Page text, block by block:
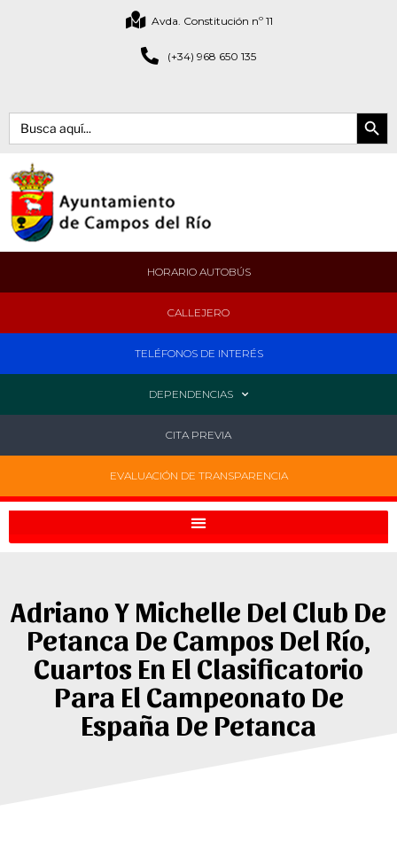
Avda. Constitución nº 11
(+34) 968 650 135
Buscar: Botón de
HORARIO AUTOBÚS
CALLEJERO
TELÉFONOS DE INTERÉS
DEPENDENCIAS
CITA PREVIA
EVALUACIÓN DE TRANSPARENCIA
Adriano Y Michelle Del Club De
Petanca De Campos Del Río,
Cuartos En El Clasificatorio
Para El Campeonato De
España De Petanca